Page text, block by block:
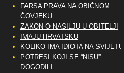
FARSA PRAVA NA OBIČNOM
ČOVJEKU
ZAKON O NASILJU U OBITELJI
IMAJU HRVATSKU
KOLIKO IMA IDIOTA NA SVIJETU?
POTRESI KOJI SE “NISU”
DOGODILI